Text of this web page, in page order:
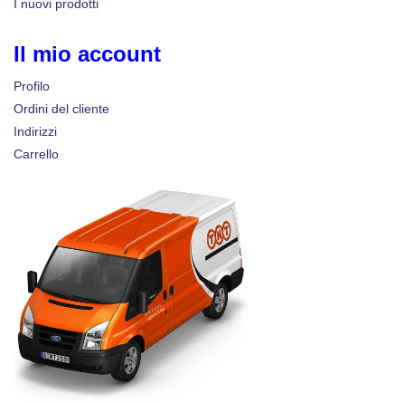
I nuovi prodotti
Il mio account
Profilo
Ordini del cliente
Indirizzi
Carrello